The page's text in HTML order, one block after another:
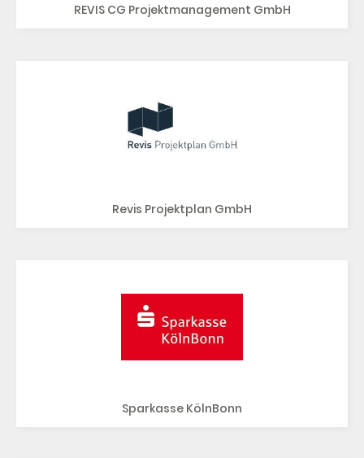
REVIS CG Projektmanagement GmbH
Revis Projektplan GmbH
Sparkasse KölnBonn